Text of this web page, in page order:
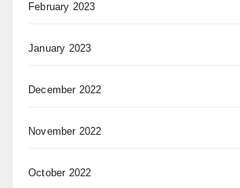
February 2023
January 2023
December 2022
November 2022
October 2022